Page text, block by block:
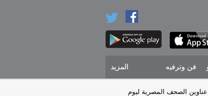
فن وترفيه المزيد
عناوين الصحف المصرية ليوم